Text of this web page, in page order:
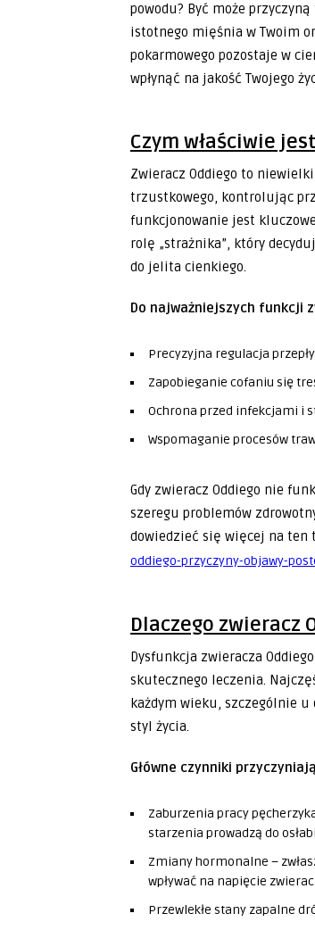
powodu? Być może
istotnego mięśnia w Twoim
pokarmowego pozostaje w
wpłynąć na jakość Twojego
Czym właściwie
Zwieracz Oddiego to
trzustkowego, kontrolując
funkcjonowanie jest
rolę „strażnika”, który
do jelita cienkiego.
Do najważniejszych funkcji
Precyzyjna regulacja
Zapobieganie cofaniu się
Ochrona przed infekcjami i
Wspomaganie procesów
Gdy zwieracz Oddiego nie
szeregu problemów
dowiedzieć się więcej na ten
oddiego-przyczyny-objawy-
Dlaczego zwieracz
Dysfunkcja zwieracza
skutecznego leczenia.
każdym wieku, szczególnie u
styl życia.
Główne czynniki
Zaburzenia pracy
starzenia prowadzą do
Zmiany hormonalne –
wpływać na napięcie
Przewlekłe stany zapalne